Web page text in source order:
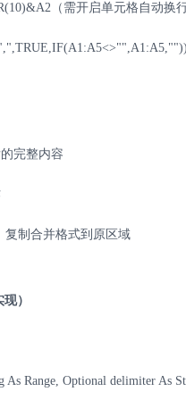
（需开启单元格自动换行
完整内容
复制合并格式到原区域
现）
As Range, Optional delimiter As